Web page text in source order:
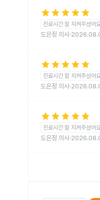
star star star star star
진료시간 잘 지켜주셨어
도은정 의사
star star star star star
진료시간 잘 지켜주셨어
도은정 의사
star star star star star
진료시간 잘 지켜주셨어
도은정 의사